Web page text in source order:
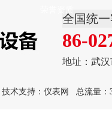
全国统
86-
地址：武
技术支持： 仪表网 总流量：